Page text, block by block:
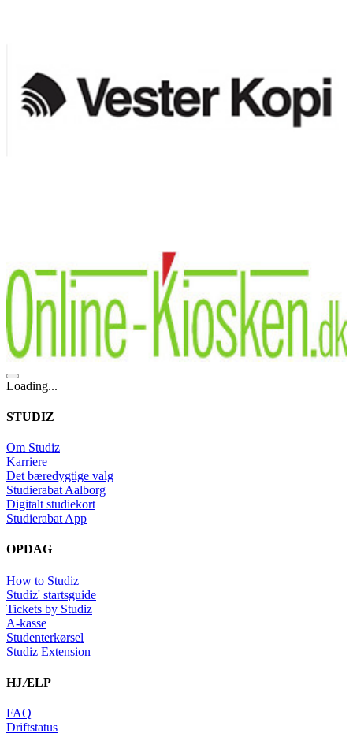
Loading...
STUDIZ
Om Studiz
Karriere
Det bæredygtige valg
Studierabat Aalborg
Digitalt studiekort
Studierabat App
OPDAG
How to Studiz
Studiz' startsguide
Tickets by Studiz
A-kasse
Studenterkørsel
Studiz Extension
HJÆLP
FAQ
Driftstatus